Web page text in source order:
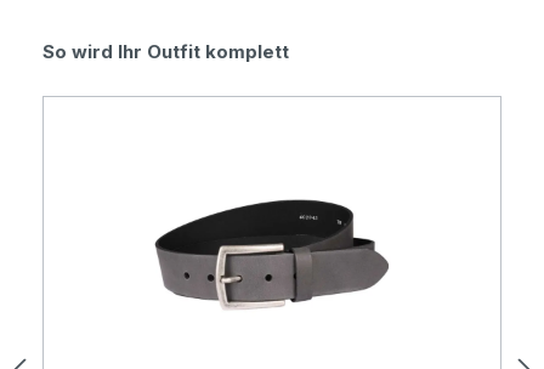
Produktgalerie überspringen
So wird Ihr Outfit komplett